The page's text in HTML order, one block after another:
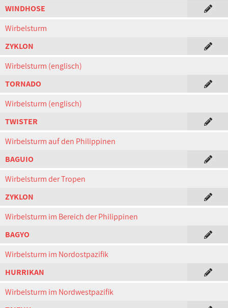
WINDHOSE
Wirbelsturm
ZYKLON
Wirbelsturm (englisch)
TORNADO
Wirbelsturm (englisch)
TWISTER
Wirbelsturm auf den Philippinen
BAGUIO
Wirbelsturm der Tropen
ZYKLON
Wirbelsturm im Bereich der Philippinen
BAGYO
Wirbelsturm im Nordostpazifik
HURRIKAN
Wirbelsturm im Nordwestpazifik